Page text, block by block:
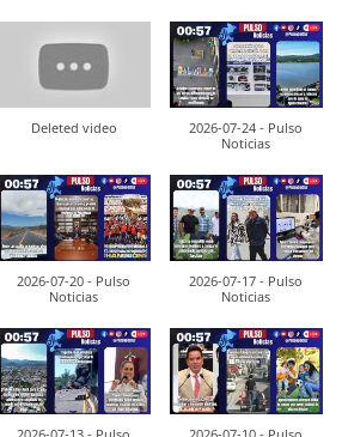
Deleted video
2026-07-24 - Pulso
Noticias
2026-07-20 - Pulso
Noticias
2026-07-17 - Pulso
Noticias